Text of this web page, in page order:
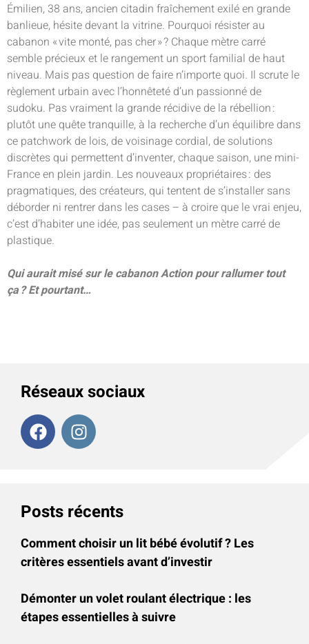
Émilien, 38 ans, ancien citadin fraîchement exilé en grande
banlieue, hésite devant la vitrine. Pourquoi résister au
cabanon « vite monté, pas cher » ? Chaque mètre carré
semble précieux et le rangement un sport familial de haut
niveau. Mais pas question de faire n’importe quoi. Il scrute le
règlement urbain avec l’honnêteté d’un passionné de
sudoku. Pas vraiment la grande récidive de la rébellion :
plutôt une quête tranquille, à la recherche d’un équilibre dans
ce patchwork de lois, de voisinage cordial, de solutions
discrètes qui permettent d’inventer, chaque saison, une mini-
France en plein jardin. Les nouveaux propriétaires : des
pragmatiques, des créateurs, qui tentent de s’installer sans
déborder ni rentrer dans les cases – à croire que le vrai enjeu,
c’est d’habiter une idée, pas seulement un mètre carré de
plastique.
Qui aurait misé sur le cabanon Action pour rallumer tout
ça ? Et pourtant…
Réseaux sociaux
Posts récents
Comment choisir un lit bébé évolutif ? Les
critères essentiels avant d’investir
Démonter un volet roulant électrique : les
étapes essentielles à suivre